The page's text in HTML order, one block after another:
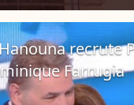
recrute
Farrugia